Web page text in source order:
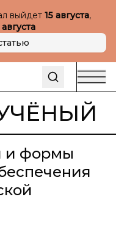
выйдет 15 августа,
августа
и формы